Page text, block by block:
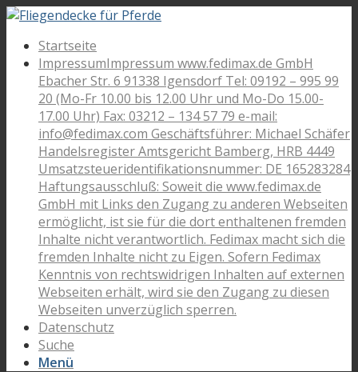
Startseite
ImpressumImpressum www.fedimax.de GmbH
Ebacher Str. 6 91338 Igensdorf Tel: 09192 – 995 99
20 (Mo-Fr 10.00 bis 12.00 Uhr und Mo-Do 15.00-
17.00 Uhr) Fax: 03212 – 134 57 79 e-mail:
info@fedimax.com Geschäftsführer: Michael Schäfer
Handelsregister Amtsgericht Bamberg, HRB 4449
Umsatzsteueridentifikationsnummer: DE 165283284
Haftungsausschluß: Soweit die www.fedimax.de
GmbH mit Links den Zugang zu anderen Webseiten
ermöglicht, ist sie für die dort enthaltenen fremden
Inhalte nicht verantwortlich. Fedimax macht sich die
fremden Inhalte nicht zu Eigen. Sofern Fedimax
Kenntnis von rechtswidrigen Inhalten auf externen
Webseiten erhält, wird sie den Zugang zu diesen
Webseiten unverzüglich sperren.
Datenschutz
Suche
Menü